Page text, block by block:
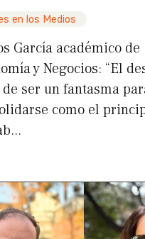
en los Medios
García académico de
y Negocios: “El
de ser un fantasma
como el